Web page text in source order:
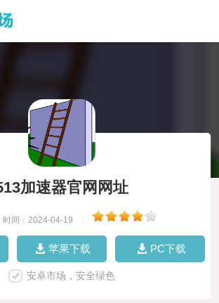
加速器官网网址
时间：2024-04-19
苹果下载 PC下载
安卓市场，安全绿色